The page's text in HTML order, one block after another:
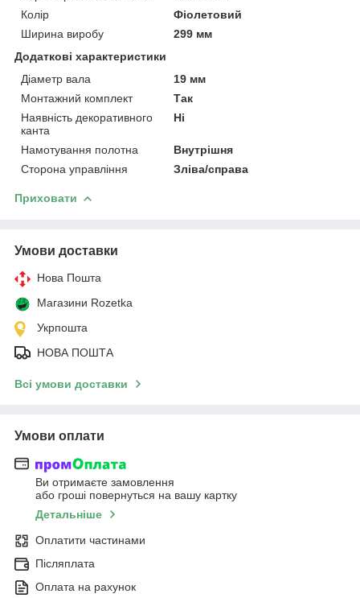
Колір
Фіолетовий
Ширина виробу
299 мм
Додаткові характеристики
Діаметр вала
19 мм
Монтажний комплект
Так
Наявність декоративного
канта
Ні
Намотування полотна
Внутрішня
Сторона управління
Зліва/справа
Приховати
Умови доставки
Нова Пошта
Магазини Rozetka
Укрпошта
НОВА ПОШТА
Всі умови доставки
Умови оплати
Ви отримаєте замовлення
або гроші повернуться на вашу картку
Детальніше
Оплатити частинами
Післяплата
Оплата на рахунок